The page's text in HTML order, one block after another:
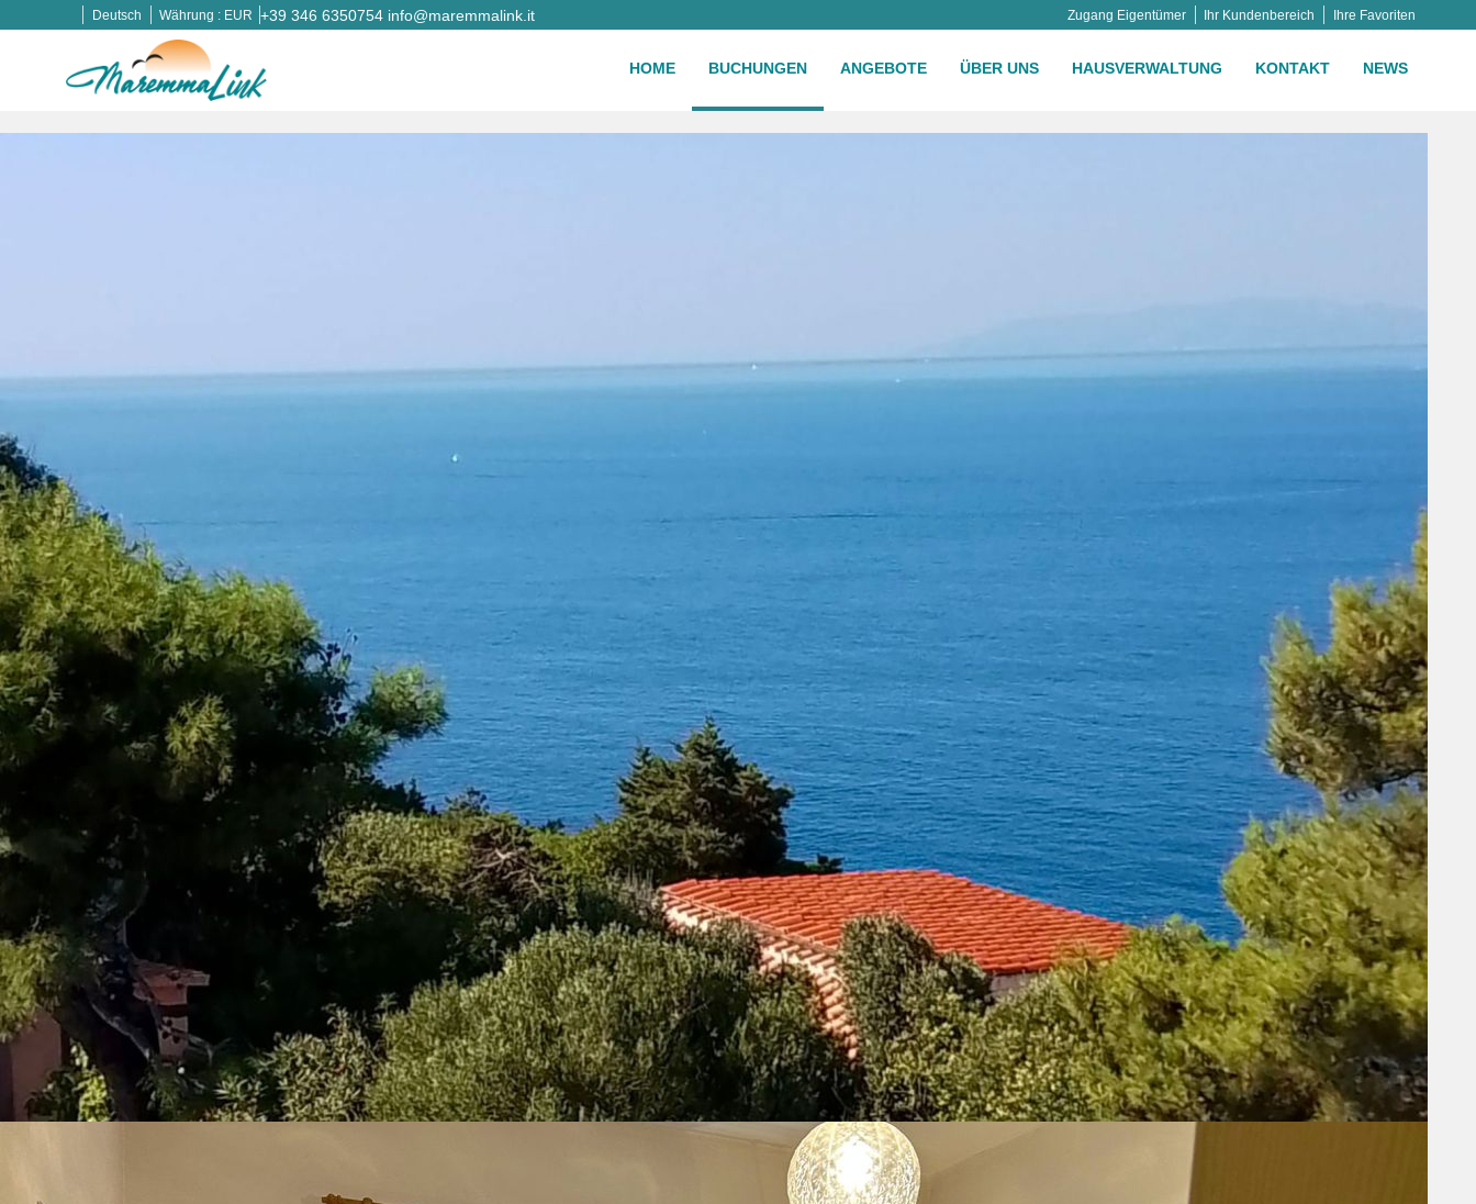
Deutsch Währung : EUR +39 346 6350754 info@maremmalink.it Ihre Favoriten
Ihr Kundenbereich
Zugang Eigentümer
HOME BUCHUNGEN ANGEBOTE ÜBER UNS HAUSVERWALTUNG KONTAKT NEWS